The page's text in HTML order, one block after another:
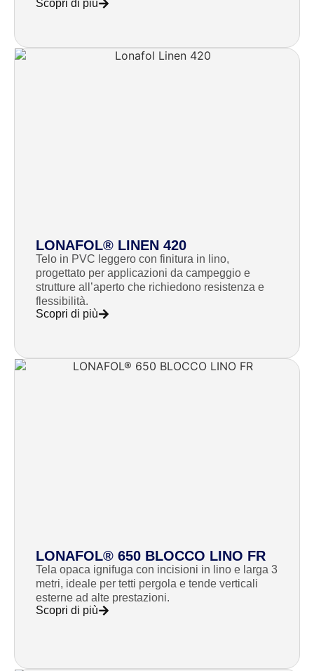
Scopri di più
LONAFOL® LINEN 420
Telo in PVC leggero con finitura in lino,
progettato per applicazioni da campeggio e
strutture all’aperto che richiedono resistenza e
flessibilità.
Scopri di più
LONAFOL® 650 BLOCCO LINO FR
Tela opaca ignifuga con incisioni in lino e larga 3
metri, ideale per tetti pergola e tende verticali
esterne ad alte prestazioni.
Scopri di più